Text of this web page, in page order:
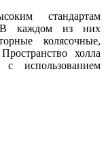
стандартам
В каждом из них
колясочные,
холла
использованием